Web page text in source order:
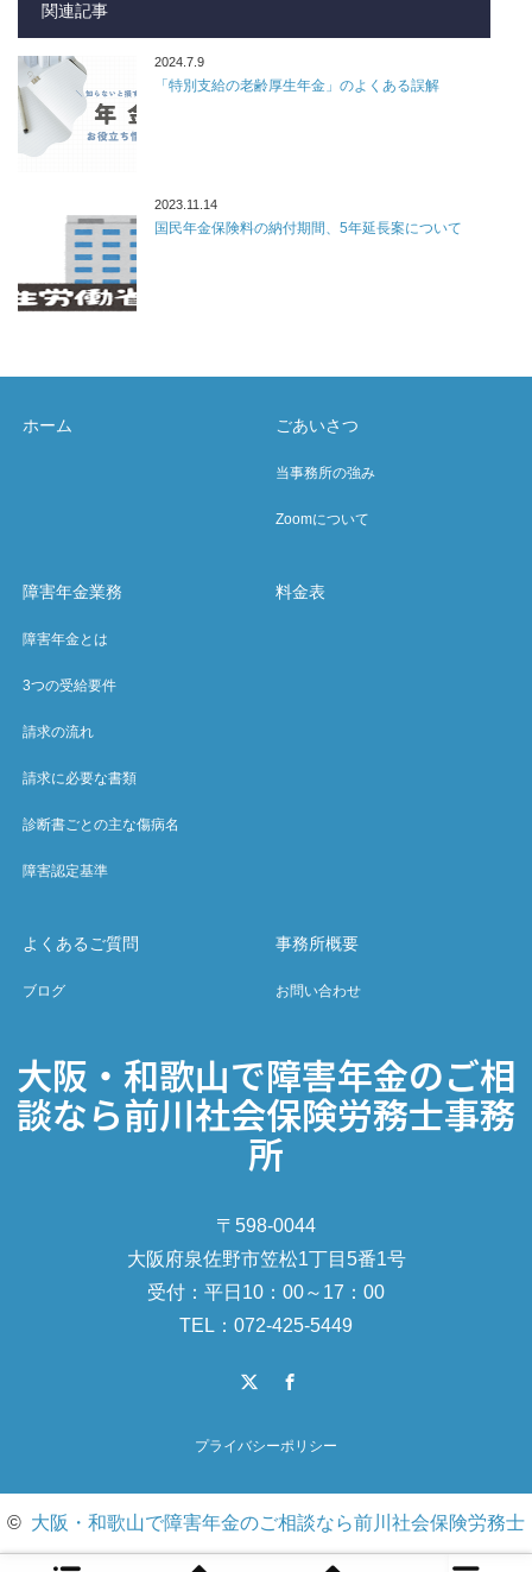
関連記事
2024.7.9
「特別支給の老齢厚生年金」のよくある誤解
2023.11.14
国民年金保険料の納付期間、5年延長案について
ホーム ごあいさつ
当事務所の強み
Zoomについて
障害年金業務
障害年金とは
3つの受給要件
請求の流れ
請求に必要な書類
診断書ごとの主な傷病名
障害認定基準
料金表
よくあるご質問
ブログ
事務所概要
お問い合わせ
大阪・和歌山で障害年金のご相
談なら前川社会保険労務士事務
所
〒598-0044
大阪府泉佐野市笠松1丁目5番1号
受付：平日10：00～17：00
TEL：072-425-5449
プライバシーポリシー
© 大阪・和歌山で障害年金のご相談なら前川社会保険労務士